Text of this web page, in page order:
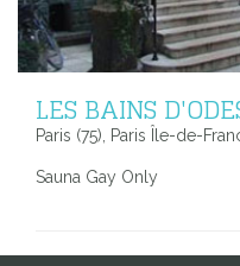
LES BAINS
Paris (75), Paris Île-de-
Sauna Gay Only